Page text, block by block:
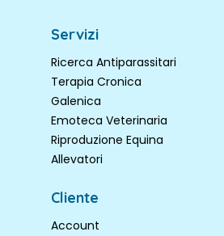
Servizi
Ricerca Antiparassitari
Terapia Cronica
Galenica
Emoteca Veterinaria
Riproduzione Equina
Allevatori
Cliente
Account